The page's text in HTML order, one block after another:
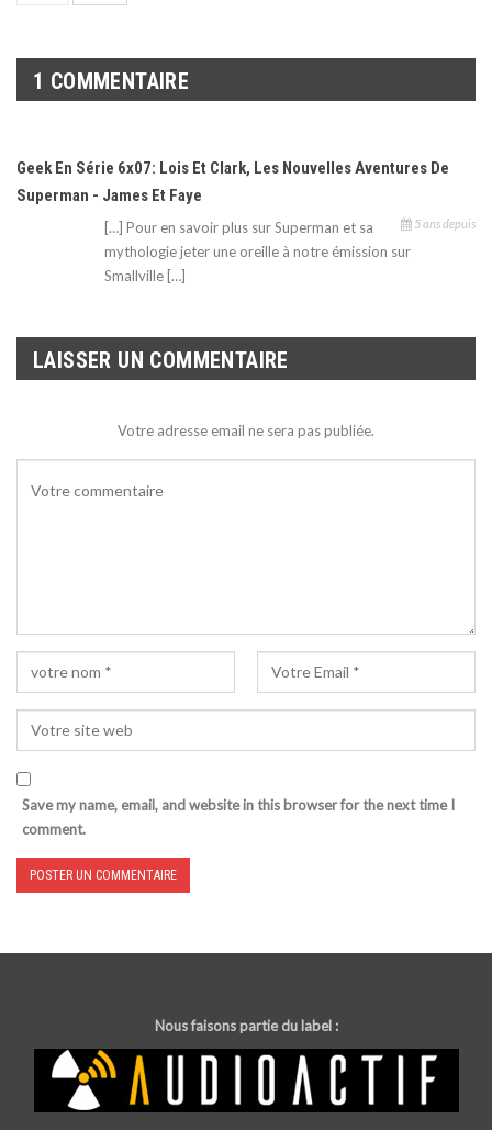
1 COMMENTAIRE
Geek En Série 6x07: Lois Et Clark, Les Nouvelles Aventures De
Superman - James Et Faye
5 ans depuis
[…] Pour en savoir plus sur Superman et sa
mythologie jeter une oreille à notre émission sur
Smallville […]
LAISSER UN COMMENTAIRE
Votre adresse email ne sera pas publiée.
Save my name, email, and website in this browser for the next time I
comment.
Nous faisons partie du label :